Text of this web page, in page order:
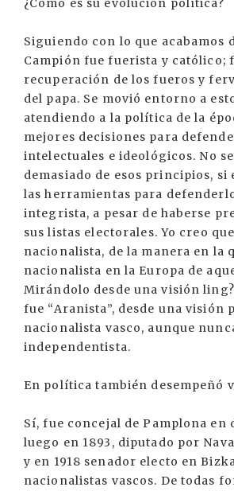
¿Cómo es su evolución política?
Siguiendo con lo que acabamos
Campión fue fuerista y católico;
recuperación de los fueros y
del papa. Se movió entorno a
atendiendo a la política de la
mejores decisiones para
intelectuales e ideológicos. No
demasiado de esos principios, si
las herramientas para
integrista, a pesar de haberse
sus listas electorales. Yo creo
nacionalista, de la manera en la
nacionalista en la Europa de
Mirándolo desde una visión
fue “Aranista”, desde una visión
nacionalista vasco, aunque
independentista.
En política también desempeñó
Sí, fue concejal de Pamplona en
luego en 1893, diputado por
y en 1918 senador electo en
nacionalistas vascos. De todas